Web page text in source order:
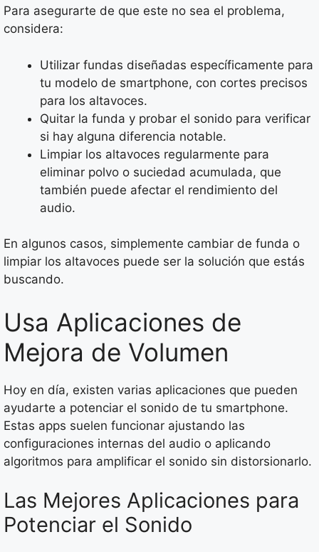
Para asegurarte de que este no sea el problema,
considera:
Utilizar fundas diseñadas específicamente para
tu modelo de smartphone, con cortes precisos
para los altavoces.
Quitar la funda y probar el sonido para verificar
si hay alguna diferencia notable.
Limpiar los altavoces regularmente para
eliminar polvo o suciedad acumulada, que
también puede afectar el rendimiento del
audio.
En algunos casos, simplemente cambiar de funda o
limpiar los altavoces puede ser la solución que estás
buscando.
Usa Aplicaciones de
Mejora de Volumen
Hoy en día, existen varias aplicaciones que pueden
ayudarte a potenciar el sonido de tu smartphone.
Estas apps suelen funcionar ajustando las
configuraciones internas del audio o aplicando
algoritmos para amplificar el sonido sin distorsionarlo.
Las Mejores Aplicaciones para
Potenciar el Sonido